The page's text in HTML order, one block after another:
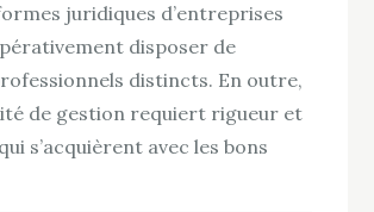
juridiques d’entreprises
disposer de
distincts. En outre,
de gestion requiert rigueur et
s’acquièrent avec les bons